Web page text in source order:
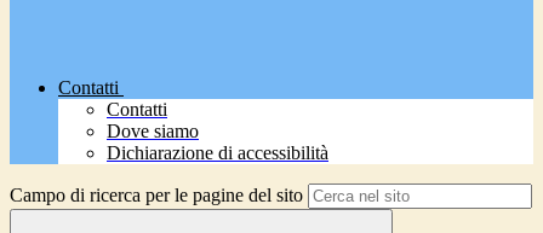
Contatti
Contatti
Dove siamo
Dichiarazione di accessibilità
Campo di ricerca per le pagine del sito